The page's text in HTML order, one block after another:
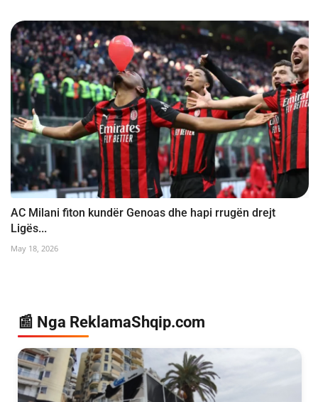
AC Milani fiton kundër Genoas dhe hapi rrugën drejt
Ligës...
May 18, 2026
📰 Nga ReklamaShqip.com